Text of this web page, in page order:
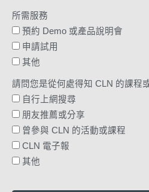
所需服務
預約 Demo 或產品說明會
申請試用
其他
請問您是從何處得知 CLN 的課程
自行上網搜尋
朋友推薦或分享
曾參與 CLN 的活動或課程
CLN 電子報
其他